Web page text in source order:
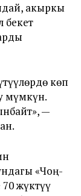
акыркы
бекет
көп
мүмкүн.
—
«Чоң-
жүктүү